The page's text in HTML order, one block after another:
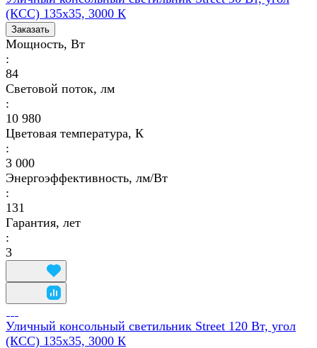
(КСС) 135х35, 3000 К
Заказать
Мощность, Вт
:
84
Световой поток, лм
:
10 980
Цветовая температура, К
:
3 000
Энергоэффективность, лм/Вт
:
131
Гарантия, лет
:
3
Уличный консольный светильник Street 120 Вт, угол
(КСС) 135х35, 3000 К